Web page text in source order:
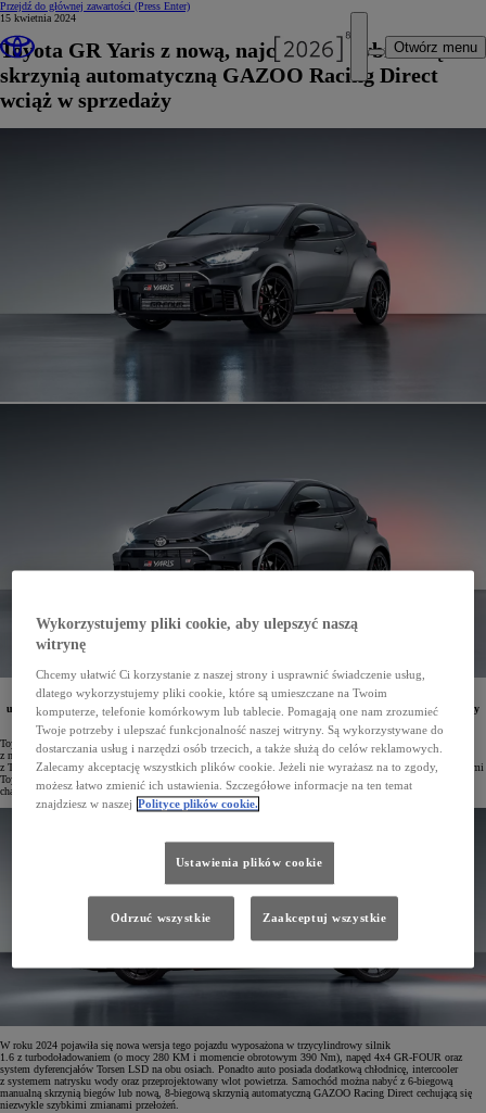
Przejdź do głównej zawartości (Press Enter)
Otwórz menu
15 kwietnia 2024
Toyota GR Yaris z nową, najchętniej wybieraną
skrzynią automatyczną GAZOO Racing Direct
wciąż w sprzedaży
Nowa Toyota GR Yaris z mocniejszym silnikiem 280 KM, napędem na cztery koła GR-FOUR oraz
ulepszonym zawieszeniem jest cały czas dostępna od 214 900 zł. Największym zainteresowaniem cieszy
się hot-hatch w wersji z nową 8-biegową skrzynią automatyczną GAZOO Racing Direct.
Toyota GR Yaris szybko zdobyła miano kultowego hot-hatcha i jest postrzegana przez klientów jako jeden
z najlepszych modeli sportowych w historii marki. Pojazd został stworzony przez zespół inżynierów
z TOYOTA GAZOO Racing, którzy współpracowali z doświadczonymi kierowcami rajdowymi i wyścigowymi
Toyoty podczas procesu projektowania i testowania. W efekcie powstało niezrównane auto o sportowym
charakterze.
W roku 2024 pojawiła się nowa wersja tego pojazdu wyposażona w trzycylindrowy silnik
1.6 z turbodoładowaniem (o mocy 280 KM i momencie obrotowym 390 Nm), napęd 4x4 GR-FOUR oraz
system dyferencjałów Torsen LSD na obu osiach. Ponadto auto posiada dodatkową chłodnicę, intercooler
z systemem natrysku wody oraz przeprojektowany wlot powietrza. Samochód można nabyć z 6-biegową
manualną skrzynią biegów lub nową, 8-biegową skrzynią automatyczną GAZOO Racing Direct cechującą się
niezwykle szybkimi zmianami przełożeń.
Wykorzystujemy pliki cookie, aby ulepszyć naszą
witrynę
Chcemy ułatwić Ci korzystanie z naszej strony i usprawnić świadczenie usług,
dlatego wykorzystujemy pliki cookie, które są umieszczane na Twoim
komputerze, telefonie komórkowym lub tablecie. Pomagają one nam zrozumieć
Twoje potrzeby i ulepszać funkcjonalność naszej witryny. Są wykorzystywane do
dostarczania usług i narzędzi osób trzecich, a także służą do celów reklamowych.
Zalecamy akceptację wszystkich plików cookie. Jeżeli nie wyrażasz na to zgody,
możesz łatwo zmienić ich ustawienia. Szczegółowe informacje na ten temat
znajdziesz w naszej Polityce plików cookie.
Ustawienia plików cookie
Odrzuć wszystkie Zaakceptuj wszystkie